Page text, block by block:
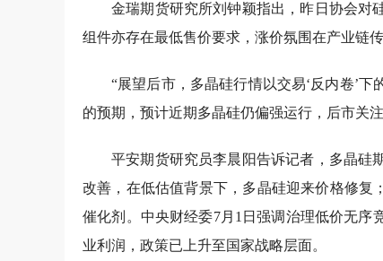
金瑞期货研究所刘钟颖指出，昨日协会对
组件亦存在最低售价要求，涨价氛围在产业链
“展望后市，多晶硅行情以交易‘反内卷’
的预期，预计近期多晶硅仍偏强运行，后市关
平安期货研究员李晨阳告诉记者，多晶硅
改善，在低估值背景下，多晶硅迎来价格修复
催化剂。中央财经委7月1日强调治理低价无序
业利润，政策已上升至国家战略层面。